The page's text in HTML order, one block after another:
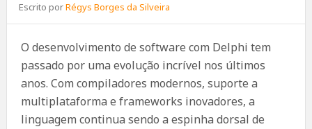
Escrito porRégys Borges da Silveira
O desenvolvimento de software com Delphi tem
passado por uma evolução incrível nos últimos
anos. Com compiladores modernos, suporte a
multiplataforma e frameworks inovadores, a
linguagem continua sendo a espinha dorsal de